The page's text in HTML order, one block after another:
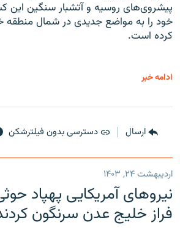
پیشروی‌های روسیه و آتشبار سنگین این
خود را به مواضع جدیدی در شمال منطقه
کرده است.
ادامه خبر
ارسال دسترسی بدون فیلترشکن
اردیبهشت ۲۴, ۱۴۰۳
نیروهای آمریکایی پهپاد
فراز خلیج عدن سرنگون